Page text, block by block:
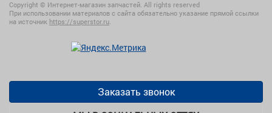
Copyright © Интернет-магазин запчастей. All rights reserved
При использовании материалов с сайта обязательно указание прямой ссылки
на источник https://superstor.ru.
Заказать звонок